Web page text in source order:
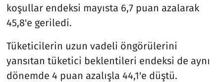
koşullar endeksi mayısta 6,7 puan azalarak
45,8'e geriledi.
Tüketicilerin uzun vadeli öngörülerini
yansıtan tüketici beklentileri endeksi de aynı
dönemde 4 puan azalışla 44,1'e düştü.